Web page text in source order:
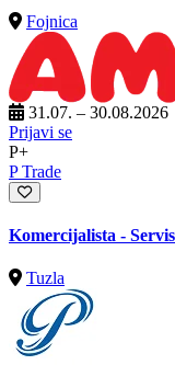
Fojnica
31.07. – 30.08.2026
Prijavi se
P+
P Trade
Komercijalista -
Tuzla